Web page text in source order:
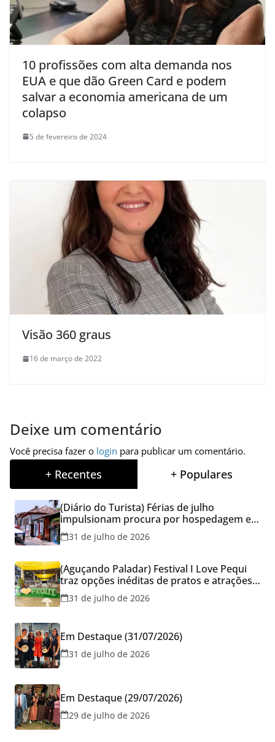
10 profissões com alta demanda nos
EUA e que dão Green Card e podem
salvar a economia americana de um
colapso
5 de fevereiro de 2024
Visão 360 graus
16 de março de 2022
Deixe um comentário
Você precisa fazer o login para publicar um comentário.
+ Recentes + Populares
(Diário do Turista) Férias de julho
impulsionam procura por hospedagem em
Goiás e reforçam cuidados na hora de
reservar viagens
31 de julho de 2026
(Aguçando Paladar) Festival I Love Pequi
traz opções inéditas de pratos e atrações
gratuitas no fim de semana dos Pais em
Goiânia
31 de julho de 2026
Em Destaque (31/07/2026)
31 de julho de 2026
Em Destaque (29/07/2026)
29 de julho de 2026